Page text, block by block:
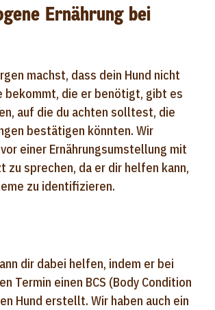
Ernährung bei
machst, dass dein Hund nicht
bekommt, die er benötigt, gibt es
auf die du achten solltest, die
bestätigen könnten. Wir
einer Ernährungsumstellung mit
zu sprechen, da er dir helfen kann,
zu identifizieren.
dir dabei helfen, indem er bei
Termin einen BCS (Body Condition
Hund erstellt. Wir haben auch ein